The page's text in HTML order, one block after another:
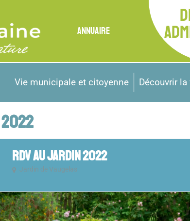
ANNUAIRE
Vie municipale et citoyenne Découvrir
RDV AU JARDIN 2022
Jardin de Vaugelas